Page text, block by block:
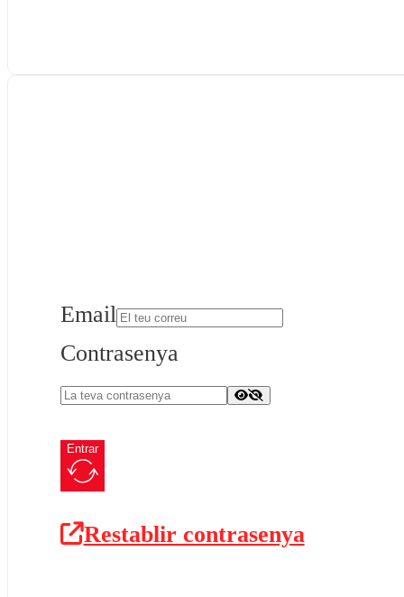
Email
Contrasenya
Entrar
Restablir contrasenya